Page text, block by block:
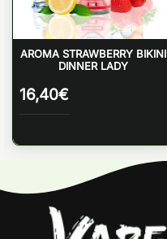
AROMA STRAWBERRY BIKINI
DINNER LADY
16,40€